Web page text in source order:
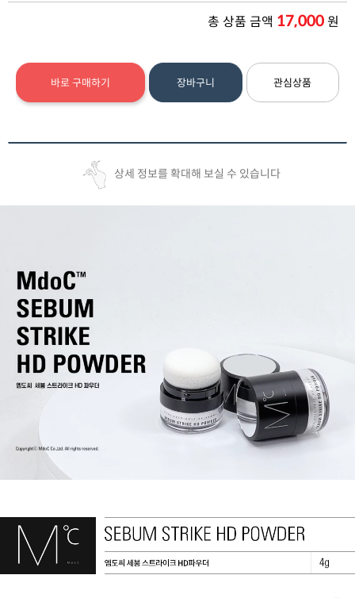
총 상품 금액 17,000원
바로 구매하기 장바구니 관심상품
상세 정보를 확대해 보실 수 있습니다